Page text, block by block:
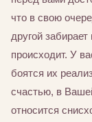
что в свою
другой
происходит. У
боятся их
счастью, в
относится